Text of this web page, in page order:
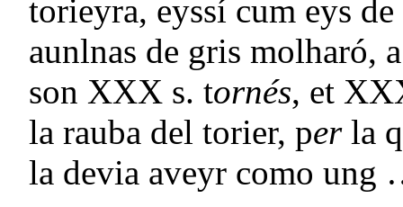
torieyra, eyssí cum eys
aunlnas de gris molharó,
son XXX s. tornés, et
la rauba del torier, per la
la devia aveyr como